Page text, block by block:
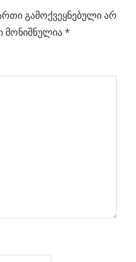
გამოქვეყნებული არ
მონიშნულია*